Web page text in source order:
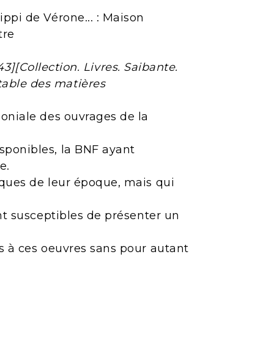
de Vérone... : Maison
Livres. Saibante.
des matières
des ouvrages de la
la BNF ayant
de leur époque, mais qui
susceptibles de présenter un
ces oeuvres sans pour autant